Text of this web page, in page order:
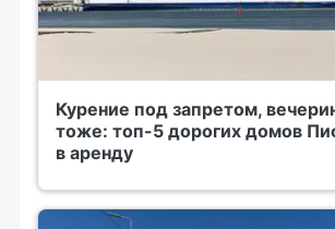
Курение под запретом,
тоже: топ-5 дорогих домов
в аренду